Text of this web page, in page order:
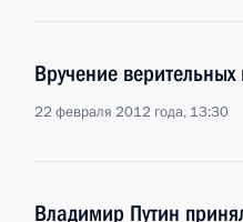
Вручение
22 февраля 2012 года, 13:30
Владимир Путин